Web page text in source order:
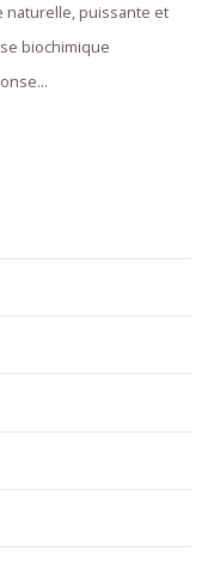
naturelle, puissante et
biochimique